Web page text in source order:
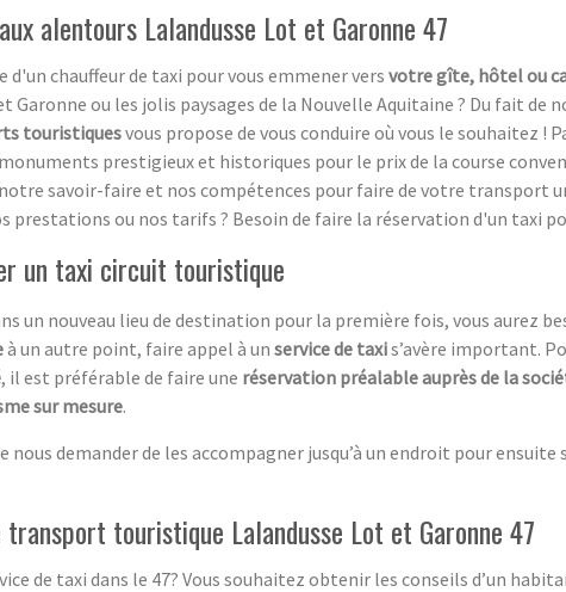
alentours Lalandusse Lot et Garonne 47
d'un chauffeur de taxi pour vous emmener vers votre gîte, hôtel ou
Garonne ou les jolis paysages de la Nouvelle Aquitaine ? Du fait
touristiquesvous propose de vous conduire où vous le souhaitez
prestigieux et historiques pour le prix de la course
savoir-faire et nos compétences pour faire de votre transport
prestations ou nos tarifs ? Besoin de faire la réservation d'un taxi
un taxi circuit touristique
un nouveau lieu de destination pour la première fois, vous aurez
à un autre point, faire appel à un service de taxis’avère important.
, il est préférable de faire une réservation préalable auprès de la
sur mesure.
nous demander de les accompagner jusqu’à un endroit pour
touristique Lalandusse Lot et Garonne 47
de taxi dans le 47? Vous souhaitez obtenir les conseils d’un